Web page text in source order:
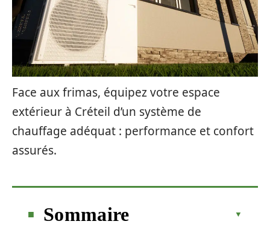
Face aux frimas, équipez votre espace
extérieur à Créteil d’un système de
chauffage adéquat : performance et confort
assurés.
Sommaire